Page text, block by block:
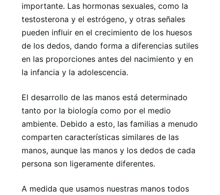
importante. Las hormonas sexuales, como la
testosterona y el estrógeno, y otras señales
pueden influir en el crecimiento de los huesos
de los dedos, dando forma a diferencias sutiles
en las proporciones antes del nacimiento y en
la infancia y la adolescencia.
El desarrollo de las manos está determinado
tanto por la biología como por el medio
ambiente. Debido a esto, las familias a menudo
comparten características similares de las
manos, aunque las manos y los dedos de cada
persona son ligeramente diferentes.
A medida que usamos nuestras manos todos